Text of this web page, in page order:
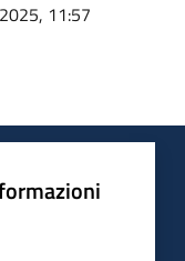
11:57